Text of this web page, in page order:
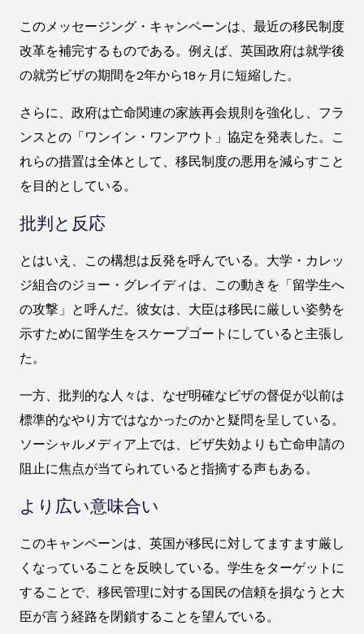
このメッセージング・キャンペーンは、最近の移民制度
改革を補完するものである。例えば、英国政府は就学後
の就労ビザの期間を2年から18ヶ月に短縮した。
さらに、政府は亡命関連の家族再会規則を強化し、フラ
ンスとの「ワンイン・ワンアウト」協定を発表した。こ
れらの措置は全体として、移民制度の悪用を減らすこと
を目的としている。
批判と反応
とはいえ、この構想は反発を呼んでいる。大学・カレッ
ジ組合のジョー・グレイディは、この動きを「留学生へ
の攻撃」と呼んだ。彼女は、大臣は移民に厳しい姿勢を
示すために留学生をスケープゴートにしていると主張し
た。
一方、批判的な人々は、なぜ明確なビザの督促が以前は
標準的なやり方ではなかったのかと疑問を呈している。
ソーシャルメディア上では、ビザ失効よりも亡命申請の
阻止に焦点が当てられていると指摘する声もある。
より広い意味合い
このキャンペーンは、英国が移民に対してますます厳し
くなっていることを反映している。学生をターゲットに
することで、移民管理に対する国民の信頼を損なうと大
臣が言う経路を閉鎖することを望んでいる。